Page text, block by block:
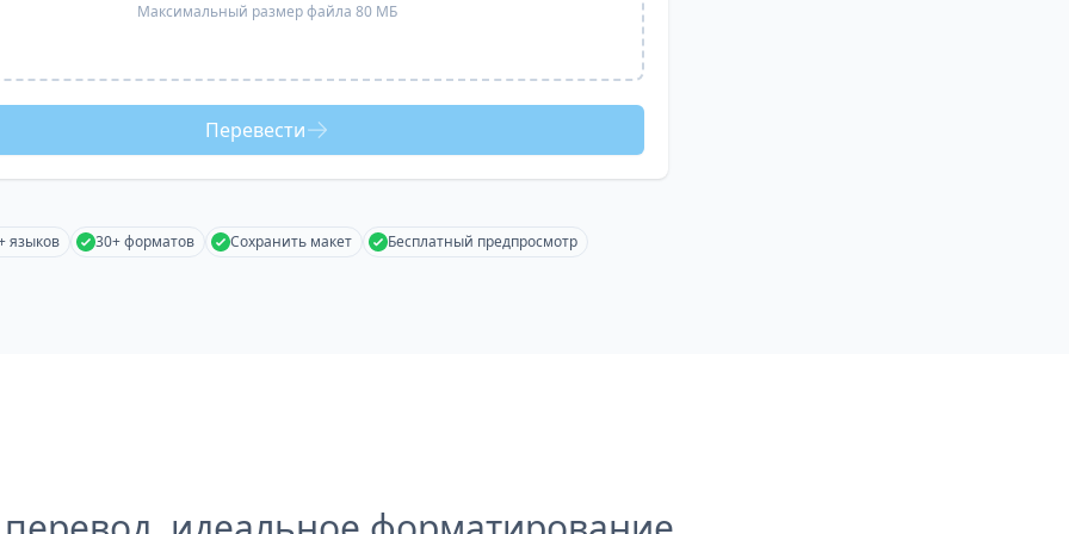
Максимальный размер файла 80 МБ
Перевести
языков 30+ форматов Сохранить макет Бесплатный предпросмотр